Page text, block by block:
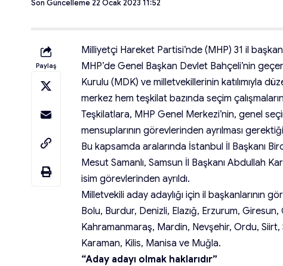
Son Güncelleme 22 Ocak 2023 11:52
Paylaş
Milliyetçi Hareket Partisi’nde (MHP) 31 il
MHP’de Genel Başkan Devlet Bahçeli’nin
Kurulu (MDK) ve milletvekillerinin katılımıyla
merkez hem teşkilat bazında seçim
Teşkilatlara, MHP Genel Merkezi’nin, genel
mensuplarının görevlerinden ayrılması gerektiği
Bu kapsamda aralarında İstanbul İl Başkanı
Mesut Samanlı, Samsun İl Başkanı Abdullah
isim görevlerinden ayrıldı.
Milletvekili aday adaylığı için il başkanlarının
Bolu, Burdur, Denizli, Elazığ, Erzurum,
Kahramanmaraş, Mardin, Nevşehir, Ordu,
Karaman, Kilis, Manisa ve Muğla.
“Aday adayı olmak haklarıdır”